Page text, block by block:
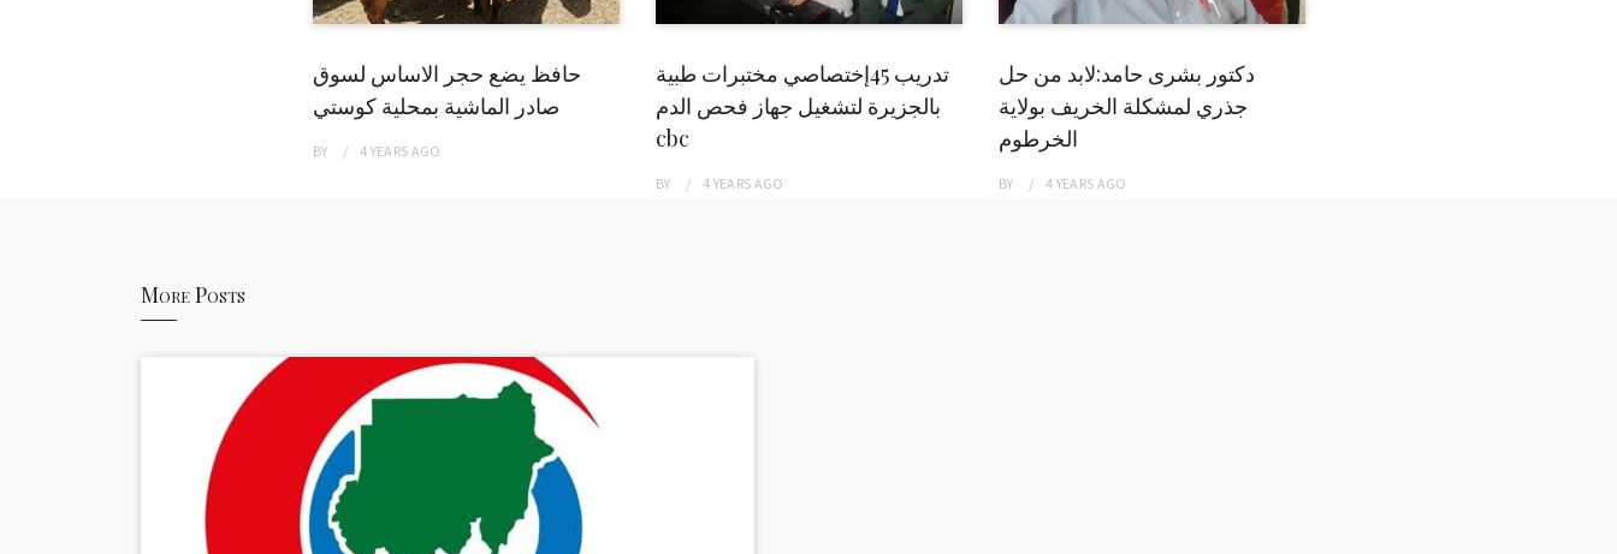
حافظ يضع حجر الاساس لسوق
صادر الماشية بمحلية كوستي
BY 4 YEARS AGO
تدريب 45إختصاصي مختبرات طبية
بالجزيرة لتشغيل جهاز فحص الدم
cbc
BY 4 YEARS AGO
دكتور بشرى حامد:لابد من حل
جذري لمشكلة الخريف بولاية
الخرطوم
BY 4 YEARS AGO
More Posts